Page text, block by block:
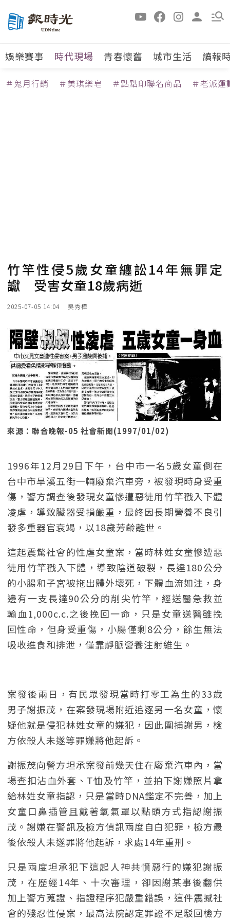
娛樂賽事 時代現場 青春懷舊 城市生活 讀報
＃鬼月行銷 ＃美琪樂皂 ＃點點印聯名商品 ＃老派運
竹竿性侵5歲女童纏訟14年無罪定
讞 受害女童18歲病逝
2025-07-05 14:04 吳秀樺
來源：聯合晚報-05 社會新聞(1997/01/02)
1996年12月29日下午，台中市一名5歲女童倒在
台中市旱溪五街一輛廢棄汽車旁，被發現時身受重
傷，警方調查後發現女童慘遭惡徒用竹竿戳入下體
凌虐，導致臟器受損嚴重，最終因長期營養不良引
發多重器官衰竭，以18歲芳齡離世。
這起震驚社會的性虐女童案，當時林姓女童慘遭惡
徒用竹竿戳入下體，導致陰道破裂，長達180公分
的小腸和子宮被拖出體外壞死，下體血流如注，身
邊有一支長達90公分的削尖竹竿，經送醫急救並
輸血1,000c.c.之後挽回一命，只是女童送醫雖挽
回性命，但身受重傷，小腸僅剩8公分，餘生無法
吸收進食和排泄，僅靠靜脈營養注射維生。
案發後兩日，有民眾發現當時打零工為生的33歲
男子謝振茂，在案發現場附近追逐另一名女童，懷
疑他就是侵犯林姓女童的嫌犯，因此圍捕謝男，檢
方依殺人未遂等罪嫌將他起訴。
謝振茂向警方坦承案發前幾天住在廢棄汽車內，當
場查扣沾血外套、T恤及竹竿，並拍下謝嫌照片拿
給林姓女童指認，只是當時DNA鑑定不完善，加上
女童口鼻插管且戴著氧氣罩以點頭方式指認謝振
茂。謝嫌在警訊及檢方偵訊兩度自白犯罪，檢方最
後依殺人未遂罪將他起訴，求處14年重刑。
只是兩度坦承犯下這起人神共憤惡行的嫌犯謝振
茂，在歷經14年、十次審理，卻因謝某事後翻供
加上警方蒐證、指證程序犯嚴重錯誤，這件震撼社
會的殘忍性侵案，最高法院認定罪證不足駁回檢方